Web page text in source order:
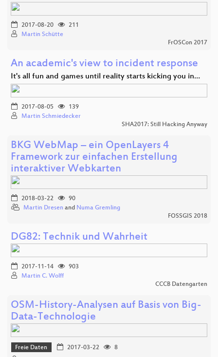
2017-08-20
211
Martin Schütte
FrOSCon 2017
An academic's view to incident response
It's all fun and games until reality starts kicking you in…
2017-08-05
139
Martin Schmiedecker
SHA2017: Still Hacking Anyway
BKG WebMap – ein OpenLayers 4
Framework zur einfachen Erstellung
interaktiver Webkarten
2018-03-22
90
Martin Dresen and Numa Gremling
FOSSGIS 2018
DG82: Technik und Wahrheit
2017-11-14
903
Martin C. Wolff
CCCB Datengarten
OSM-History-Analysen auf Basis von Big-
Data-Technologie
Freie Daten 2017-03-22
8